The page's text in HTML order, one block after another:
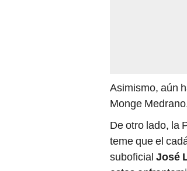
Monge
De otro lado, la
teme que el
suboficialJosé
estos